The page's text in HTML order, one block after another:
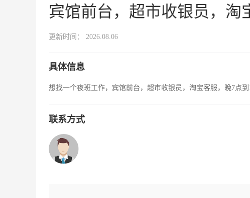
宾馆前台，超市收银员，淘
更新时间： 2026.08.06
具体信息
想找一个夜班工作，宾馆前台，超市收银员，淘宝客服，晚7点
联系方式